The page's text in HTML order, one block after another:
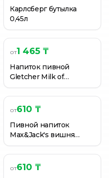
Карлсберг бутылка
0,45л
от1 465 ₸
Напиток пивной
Gletcher Milk of
Amnesia 0,5 л
от610 ₸
Пивной напиток
Max&Jack's вишня
миндаль 4,7% 0,4 л
от610 ₸